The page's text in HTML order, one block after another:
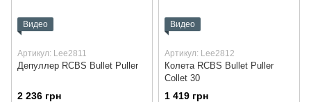
Видео
Артикул: Lee2811
Депуллер RCBS Bullet Puller
2 236 грн
Видео
Артикул: Lee2812
Колета RCBS Bullet Puller
Collet 30
1 419 грн